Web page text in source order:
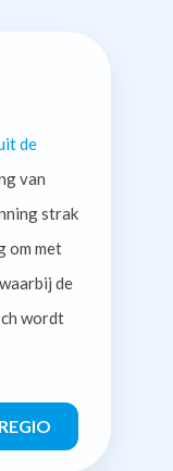
de
van
strak
om met
de
wordt